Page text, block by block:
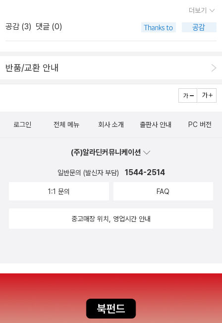
지 않은 상황에서 본인이 직접 선택하여 행복을 느낄 때 그것을 행복
이라고 말할 수 있다. 즉 자유로운 상태는 행복의 전제조건이 된다. 잭
은 아직 어린 나이이기 때문에 엄마와의 관계만으로도 충분히 만족스
상태지만 자신이 어떤 상황에 처해 있는지 알지 못한다. 만일 잭이 본
삶을 살고 거기서 행복을 느낀다면 온당하지만, 그렇지 못하기에 분
는 말할 수 없을 것 같다.'나 오줌 쌌어.''괜찮아.''하지만 온통 젖었어.
머리 뒤쪽을 보았다. 바닥은 깔개 같았지만, 문양도 가장자리도 없이
은 미처 몰랐다. 벽에는 괴물 그림이 있었지만, 잘 보니 사실 거대한
바다 파도였다. 채광창 같은 모양이 벽에 나 있었다. 저건 뭔지 안다.
만, 그 사이에는 빛이 있었다.'아직 기억이 나.'나는 엄마에게 말했
서 잭은 엄마의 보호 아래 구김살 하나 없이 밝게 자랐다. 잭의 엄마가
스스로 아이를 잘 키워냈다고 말하는 데에 반박하지 못할 만큼. 하지
상 소식을 들어 볼 수 있고, 작지만 하늘도 바라볼 수 있다. 더구나 생
필품을 공수해 주지 않는가. 최소한 굶어 죽을 일은 없다.그러나 소녀
을 것이다. 동시에 완전범죄는 결코 성공하지 못한다는 것을 증명하
말이다. 그는 조이를 납치하는 데 성공을 했을지 모른다. 그러나 납치
가 성공하려면 그녀에게 임신을 시키지 말았어야 했다는 말이다.여자
는 약해도 어머니는 강하다고, 룸에 자신만 있는 것 같으면 탈출 같은
게 할 수가 없다. 어떻게든 더 넓은 세상으로 나가게 해 줘야 한다. 하
다. 엄마와 TV가 전부고 그것만으로도 충분한 아이가 이 방을 나가야
한다는 걸 무엇으로 납득할 수 있겠는가. TV로 사물을 인식하는 것과
것을 조이는 엄마로서 아들에게 길을 열어줘야 하는 것이다. 그럴 때
아닌가. 그렇게 룸을 빠져나간 잭의 시선이 참 인상적이다. 닉이 운전
것만으로도 두려움이고 동시에 벅찬 일이었을 것이다.아무튼 잭의 탈
출극은 처음 시도한 것치고는 아슬아슬했지만 성공적이었다. 그 덕분
더보기
공감 (3) 댓글 (0)
반품/교환 안내
로그인 전체 메뉴 회사 소개 출판사 안내 PC 버전
(주)알라딘커뮤니케이션
일반문의 (발신자 부담) 1544-2514
1:1 문의 FAQ
중고매장 위치, 영업시간 안내